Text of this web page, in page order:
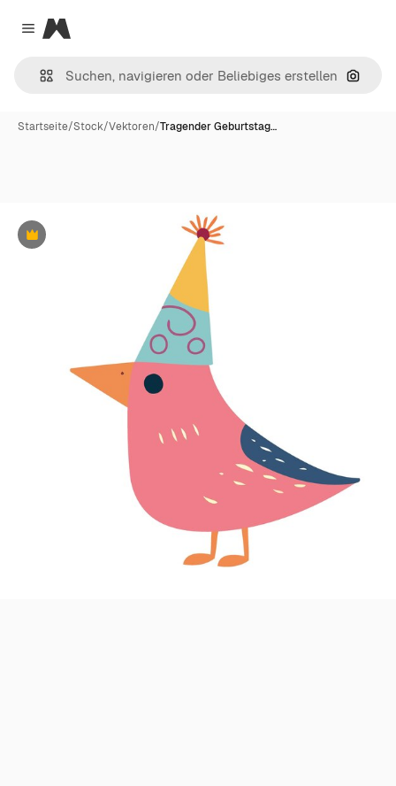
Close menu
Magnific
Nach
Startseite/Stock/Vektoren/Tragender Geburtstag…
Premium